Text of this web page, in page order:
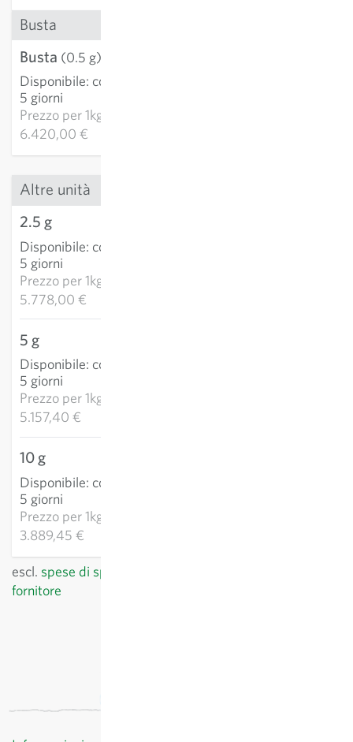
Busta
Busta (0.5 g)
Disponibile: consegna 3-
5 giorni
Prezzo per1kg:
6.420,00 €
Altre unità
2.5 g
Disponibile: consegna 3-
5 giorni
Prezzo per1kg:
5.778,00 €
5 g
Disponibile: consegna 3-
5 giorni
Prezzo per1kg:
5.157,40 €
10 g
Disponibile: consegna 3-
5 giorni
Prezzo per1kg:
3.889,45 €
escl. spese di spedizione
fornitore